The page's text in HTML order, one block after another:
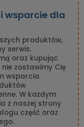
i wsparcie dla
produktów,
serwis.
oraz kupując
nie zostawimy Cię
wsparcia
W każdym
z naszej strony
część oraz